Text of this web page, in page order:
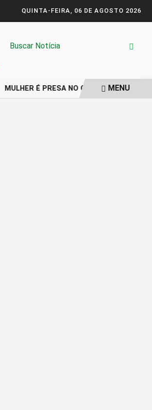
QUINTA-FEIRA, 06 DE AGOSTO 2026
MULHER É PRESA NO CEARÁ SUSPEITA
MENU